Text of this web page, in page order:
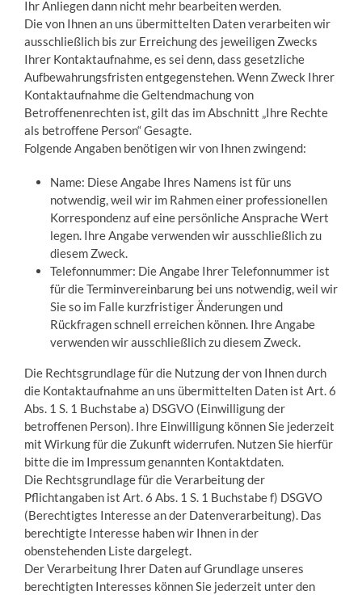
Ihr Anliegen dann nicht mehr bearbeiten werden.
Die von Ihnen an uns übermittelten Daten verarbeiten wir
ausschließlich bis zur Erreichung des jeweiligen Zwecks
Ihrer Kontaktaufnahme, es sei denn, dass gesetzliche
Aufbewahrungsfristen entgegenstehen. Wenn Zweck Ihrer
Kontaktaufnahme die Geltendmachung von
Betroffenenrechten ist, gilt das im Abschnitt „Ihre Rechte
als betroffene Person“ Gesagte.
Folgende Angaben benötigen wir von Ihnen zwingend:
Name: Diese Angabe Ihres Namens ist für uns
notwendig, weil wir im Rahmen einer professionellen
Korrespondenz auf eine persönliche Ansprache Wert
legen. Ihre Angabe verwenden wir ausschließlich zu
diesem Zweck.
Telefonnummer: Die Angabe Ihrer Telefonnummer ist
für die Terminvereinbarung bei uns notwendig, weil wir
Sie so im Falle kurzfristiger Änderungen und
Rückfragen schnell erreichen können. Ihre Angabe
verwenden wir ausschließlich zu diesem Zweck.
Die Rechtsgrundlage für die Nutzung der von Ihnen durch
die Kontaktaufnahme an uns übermittelten Daten ist Art. 6
Abs. 1 S. 1 Buchstabe a) DSGVO (Einwilligung der
betroffenen Person). Ihre Einwilligung können Sie jederzeit
mit Wirkung für die Zukunft widerrufen. Nutzen Sie hierfür
bitte die im Impressum genannten Kontaktdaten.
Die Rechtsgrundlage für die Verarbeitung der
Pflichtangaben ist Art. 6 Abs. 1 S. 1 Buchstabe f) DSGVO
(Berechtigtes Interesse an der Datenverarbeitung). Das
berechtigte Interesse haben wir Ihnen in der
obenstehenden Liste dargelegt.
Der Verarbeitung Ihrer Daten auf Grundlage unseres
berechtigten Interesses können Sie jederzeit unter den